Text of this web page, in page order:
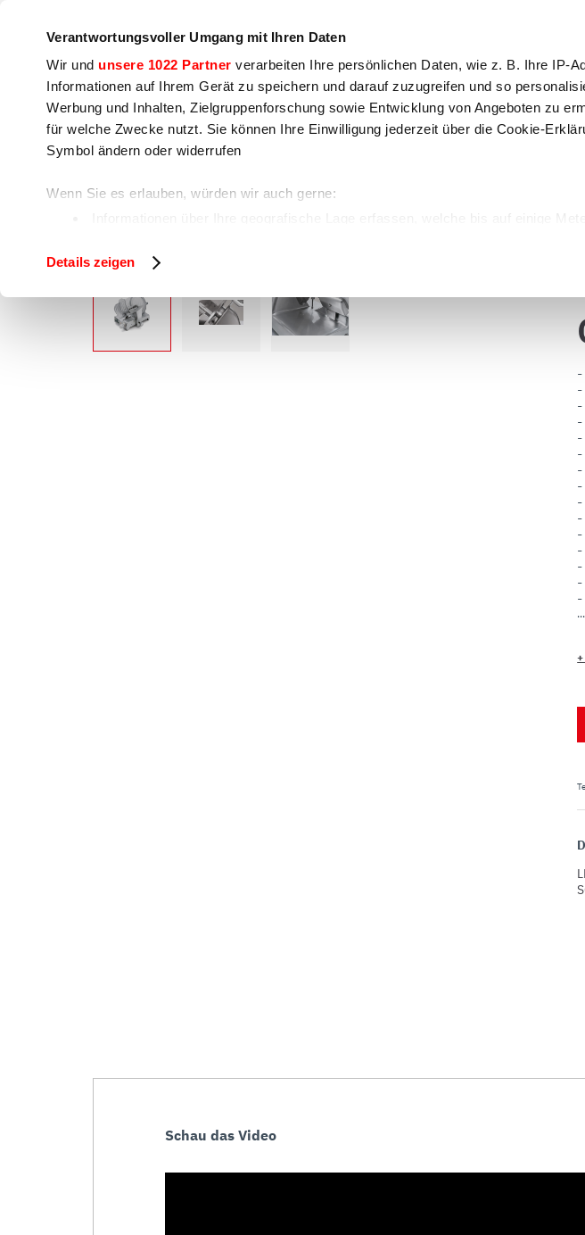
Verantwortungsvoller Umgang mit Ihren Daten
Wir und unsere 1022 Partner verarbeiten Ihre persönlichen Daten, wie z. B. Ihre IP-
Informationen auf Ihrem Gerät zu speichern und darauf zuzugreifen und so
Werbung und Inhalten, Zielgruppenforschung sowie Entwicklung von Angeboten zu
für welche Zwecke nutzt. Sie können Ihre Einwilligung jederzeit über die Cookie-
Symbol ändern oder widerrufen
Wenn Sie es erlauben, würden wir auch gerne:
Erfahren Sie mehr darüber, wie Ihre persönlichen Daten verarbeitet werden, und legen
Wir verwenden Cookies, um Inhalte und Anzeigen zu personalisieren, Funktionen für
auf unsere Website zu analysieren. Außerdem geben wir Informationen zu Ihrer
soziale Medien, Werbung und Analysen weiter. Unsere Partner führen diese
zusammen, die Sie ihnen bereitgestellt haben oder die sie im Rahmen Ihrer Nutzung
Details zeigen
Kochen Lebensmittelzubereitung
Home Lebensmittelzubereitung
+
Schau das Video